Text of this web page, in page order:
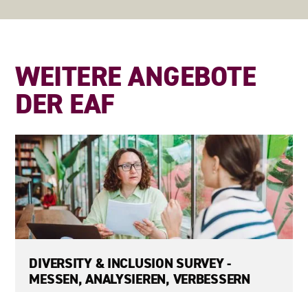
WEITERE ANGEBOTE
DER EAF
DIVERSITY & INCLUSION SURVEY -
MESSEN, ANALYSIEREN, VERBESSERN